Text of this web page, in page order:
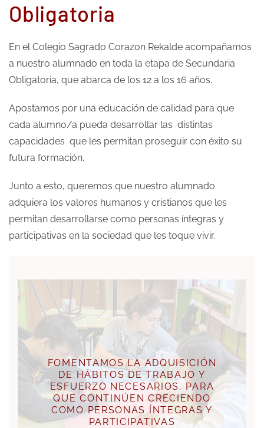
Obligatoria
En el Colegio Sagrado Corazon Rekalde acompañamos
a nuestro alumnado en toda la etapa de Secundaria
Obligatoria, que abarca de los 12 a los 16 años.
Apostamos por una educación de calidad para que
cada alumno/a pueda desarrollar las distintas
capacidades que les permitan proseguir con éxito su
futura formación.
Junto a esto, queremos que nuestro alumnado
adquiera los valores humanos y cristianos que les
permitan desarrollarse como personas íntegras y
participativas en la sociedad que les toque vivir.
FOMENTAMOS LA ADQUISICIÓN
DE HÁBITOS DE TRABAJO Y
ESFUERZO NECESARIOS, PARA
QUE CONTINÚEN CRECIENDO
COMO PERSONAS ÍNTEGRAS Y
PARTICIPATIVAS